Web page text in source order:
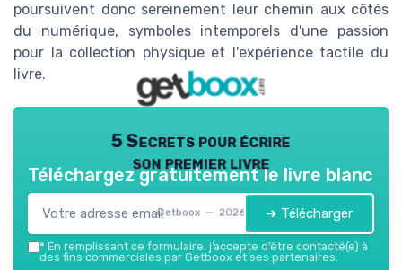
poursuivent donc sereinement leur chemin aux côtés
du numérique, symboles intemporels d'une passion
pour la collection physique et l'expérience tactile du
livre.
5 Secrets pour écrire
son premier livre
Getboox — 2026
Téléchargez gratuitement le livre blanc
➔ Télécharger
* En remplissant ce formulaire, j’accepte d’être contacté(e) à
des fins commerciales par Getboox et ses partenaires.